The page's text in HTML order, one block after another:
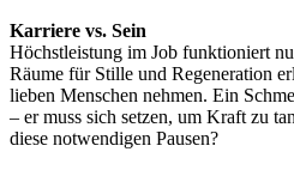
Karriere vs. Sein
Höchstleistung im Job funktioniert
Räume für Stille und Regeneration
lieben Menschen nehmen. Ein
– er muss sich setzen, um Kraft zu
diese notwendigen Pausen?